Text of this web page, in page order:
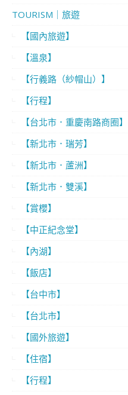
TOURISM｜旅遊
【國內旅遊】
【溫泉】
【行義路（紗帽山）】
【行程】
【台北市．重慶南路商圈】
【新北市．瑞芳】
【新北市．蘆洲】
【新北市．雙溪】
【賞櫻】
【中正紀念堂】
【內湖】
【飯店】
【台中市】
【台北市】
【國外旅遊】
【住宿】
【行程】